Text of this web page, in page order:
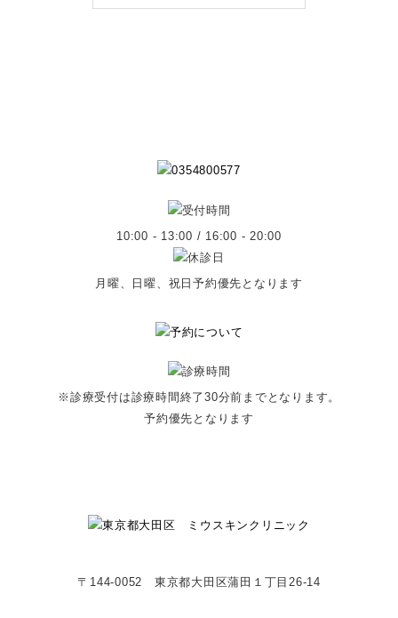
10:00 - 13:00 / 16:00 - 20:00
月曜、日曜、祝日予約優先となります
※診療受付は診療時間終了30分前までとなります。
予約優先となります
〒144-0052 東京都大田区蒲田１丁目26-14